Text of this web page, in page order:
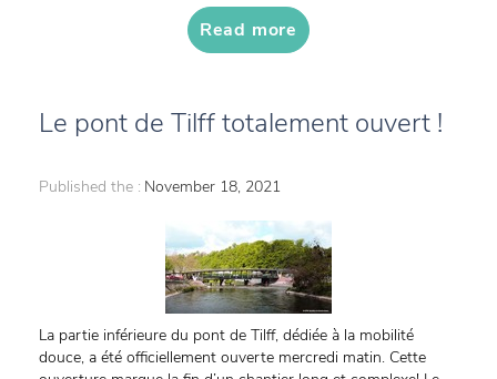
Read more
Le pont de Tilff totalement ouvert !
Published the : November 18, 2021
La partie inférieure du pont de Tilff, dédiée à la mobilité
douce, a été officiellement ouverte mercredi matin. Cette